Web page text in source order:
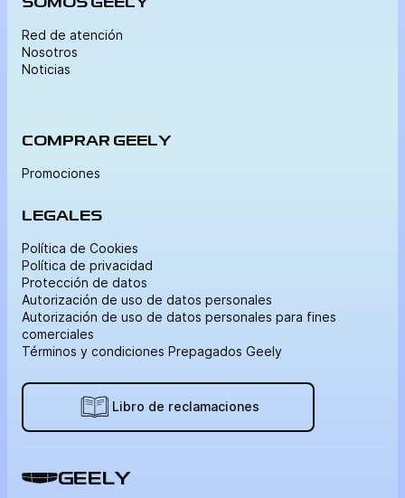
Red de atención
Nosotros
Noticias
COMPRAR GEELY
Promociones
LEGALES
Política de Cookies
Política de privacidad
Protección de datos
Autorización de uso de datos personales
Autorización de uso de datos personales para fines
comerciales
Términos y condiciones Prepagados Geely
Libro de reclamaciones
GEELY